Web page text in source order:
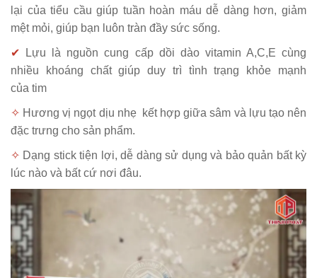
lại của tiểu cầu giúp tuần hoàn máu dễ dàng hơn, giảm
mệt mỏi, giúp bạn luôn tràn đầy sức sống.
✔
Lựu là nguồn cung cấp dồi dào vitamin A,C,E cùng
nhiều khoáng chất giúp duy trì tình trạng khỏe mạnh
của tim
✧ Hương vị ngọt dịu nhẹ kết hợp giữa sâm và lựu tạo nên
đặc trưng cho sản phẩm.
✧ Dạng stick tiện lợi, dễ dàng sử dụng và bảo quản bất kỳ
lúc nào và bất cứ nơi đâu.